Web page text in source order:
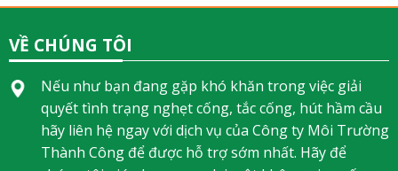
VỀ CHÚNG TÔI
Nếu như bạn đang gặp khó khăn trong việc giải
quyết tình trạng nghẹt cống, tắc cống, hút hầm cầu
hãy liên hệ ngay với dịch vụ của Công ty Môi Trường
Thành Công để được hỗ trợ sớm nhất. Hãy để